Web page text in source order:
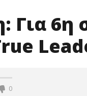
Για 6η
0